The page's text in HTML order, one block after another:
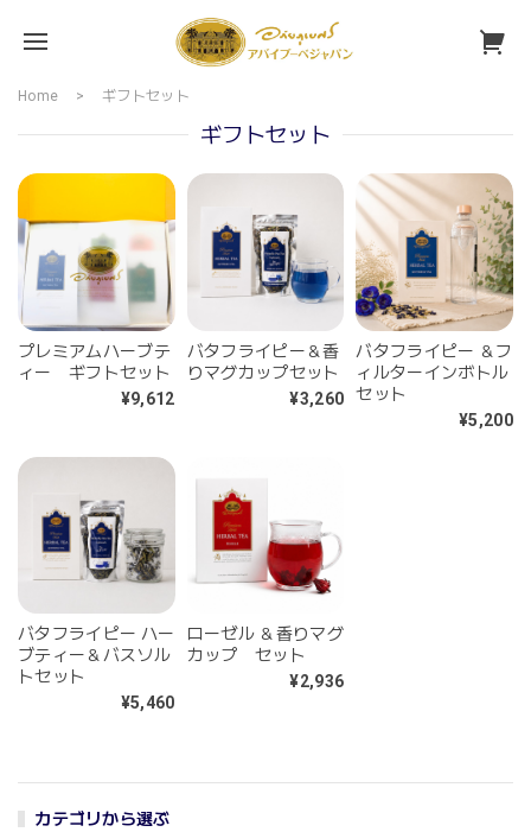
カテゴリから選ぶ
Home ギフトセット
ギフトセット
プレミアムハーブテ
ィー ギフトセット
¥9,612
バタフライピー＆香
りマグカップセット
¥3,260
バタフライピー ＆フ
ィルターインボトル
セット
¥5,200
バタフライピー ハー
ブティー＆バスソル
トセット
¥5,460
ローゼル ＆香りマグ
カップ セット
¥2,936